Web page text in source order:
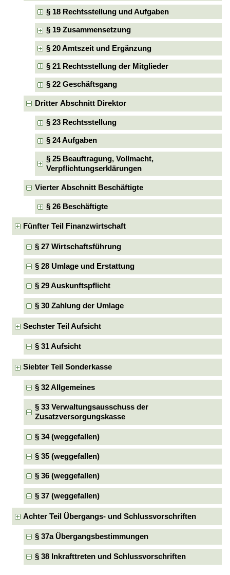
§ 18 Rechtsstellung und Aufgaben
§ 19 Zusammensetzung
§ 20 Amtszeit und Ergänzung
§ 21 Rechtsstellung der Mitglieder
§ 22 Geschäftsgang
Dritter Abschnitt Direktor
§ 23 Rechtsstellung
§ 24 Aufgaben
§ 25 Beauftragung, Vollmacht,
Verpflichtungserklärungen
Vierter Abschnitt Beschäftigte
§ 26 Beschäftigte
Fünfter Teil Finanzwirtschaft
§ 27 Wirtschaftsführung
§ 28 Umlage und Erstattung
§ 29 Auskunftspflicht
§ 30 Zahlung der Umlage
Sechster Teil Aufsicht
§ 31 Aufsicht
Siebter Teil Sonderkasse
§ 32 Allgemeines
§ 33 Verwaltungsausschuss der
Zusatzversorgungskasse
§ 34 (weggefallen)
§ 35 (weggefallen)
§ 36 (weggefallen)
§ 37 (weggefallen)
Achter Teil Übergangs- und Schlussvorschriften
§ 37a Übergangsbestimmungen
§ 38 Inkrafttreten und Schlussvorschriften